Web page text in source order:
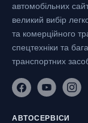
автомобільних
великий вибір
та комерційного
спецтехніки та
транспортних
АВТОСЕРВІСИ